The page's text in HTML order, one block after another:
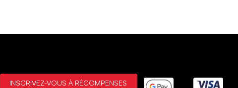
INSCRIVEZ-VOUS À RÉCOMPENSES